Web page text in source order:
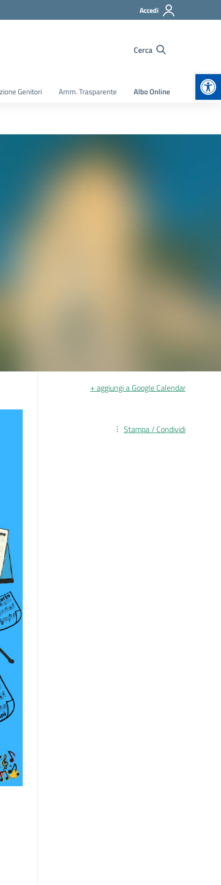
Accedi
Cerca
Genitori Amm. Trasparente Albo Online
+ aggiungi a Google Calendar
Stampa / Condividi